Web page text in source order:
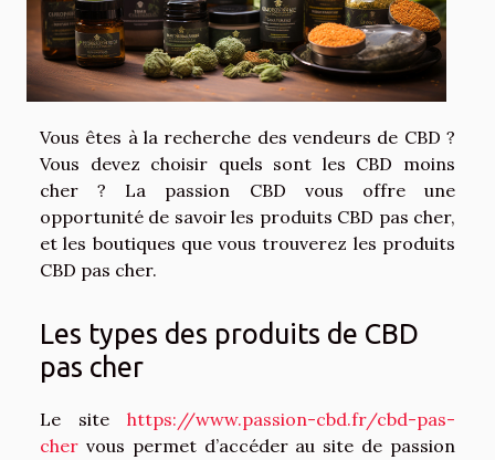
Vous êtes à la recherche des vendeurs de CBD ?
Vous devez choisir quels sont les CBD moins
cher ? La passion CBD vous offre une
opportunité de savoir les produits CBD pas cher,
et les boutiques que vous trouverez les produits
CBD pas cher.
Les types des produits de CBD
pas cher
Le site https://www.passion-cbd.fr/cbd-pas-
cher vous permet d’accéder au site de passion